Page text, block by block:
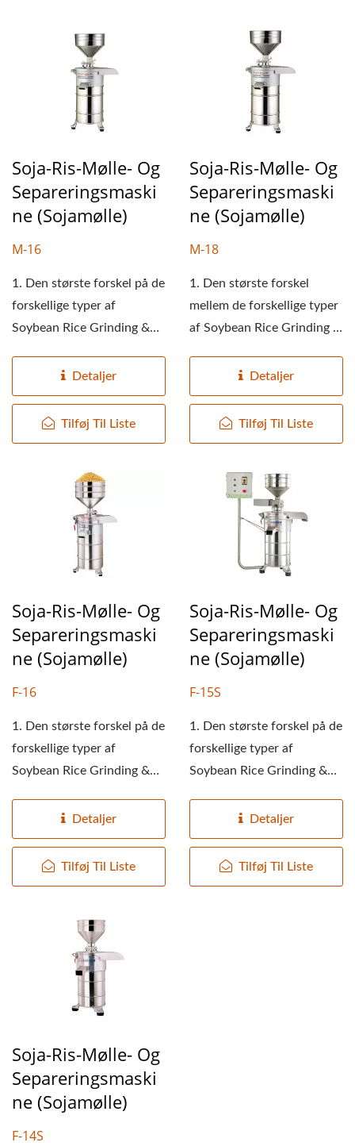
Soja-Ris-Mølle- Og
Separeringsmaski
Ne (sojamølle)
M-16
1. Den største forskel på de
forskellige typer af
Soybean Rice Grinding &
Detaljer
Tilføj Til Liste
Soja-Ris-Mølle- Og
Separeringsmaski
Ne (sojamølle)
M-18
1. Den største forskel
mellem de forskellige typer
af Soybean Rice Grinding &
Detaljer
Tilføj Til Liste
Soja-Ris-Mølle- Og
Separeringsmaski
Ne (sojamølle)
F-16
1. Den største forskel på de
forskellige typer af
Soybean Rice Grinding &
Detaljer
Tilføj Til Liste
Soja-Ris-Mølle- Og
Separeringsmaski
Ne (sojamølle)
F-15S
1. Den største forskel på de
forskellige typer af
Soybean Rice Grinding &
Detaljer
Tilføj Til Liste
Soja-Ris-Mølle- Og
Separeringsmaski
Ne (sojamølle)
F-14S